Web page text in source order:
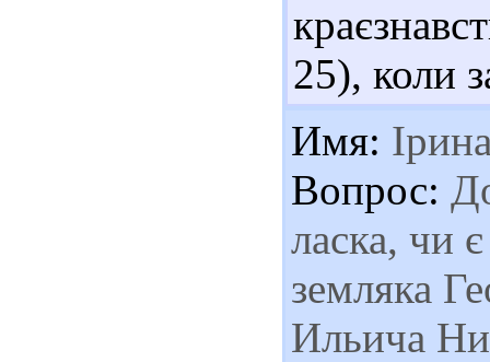
25), коли
Имя:
Вопрос:
ласка, чи
земляка
Ильича